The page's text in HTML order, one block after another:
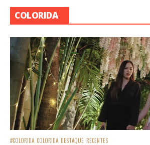
COLORIDA
#COLORIDA COLORIDA DESTAQUE RECENTES